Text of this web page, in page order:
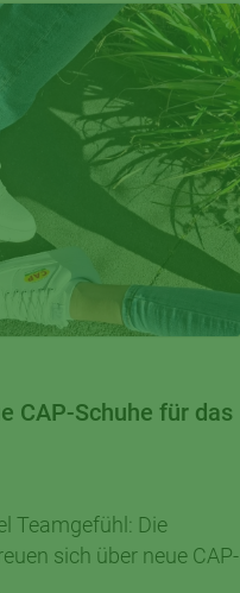
CAP-Schuhe für das
Teamgefühl: Die
sich über neue CAP-